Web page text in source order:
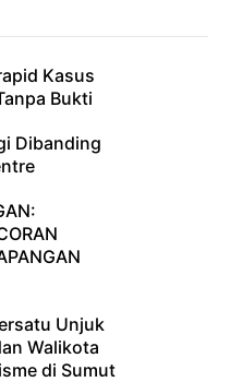
Kasus
Bukti
Dibanding
Unjuk
Walikota
di Sumut